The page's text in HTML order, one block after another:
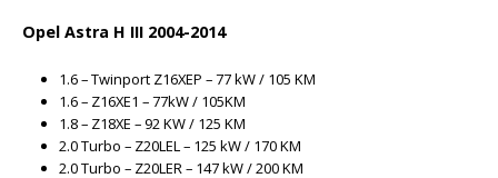
Opel Astra H III 2004-2014
1.6 – Twinport Z16XEP – 77 kW / 105 KM
1.6 – Z16XE1 – 77kW / 105KM
1.8 – Z18XE – 92 KW / 125 KM
2.0 Turbo – Z20LEL – 125 kW / 170 KM
2.0 Turbo – Z20LER – 147 kW / 200 KM